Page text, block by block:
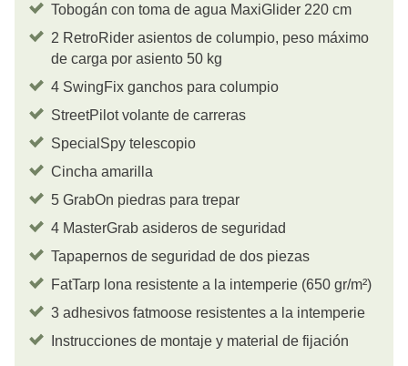
Tobogán con toma de agua MaxiGlider 220 cm
2 RetroRider asientos de columpio, peso máximo
de carga por asiento 50 kg
4 SwingFix ganchos para columpio
StreetPilot volante de carreras
SpecialSpy telescopio
Cincha amarilla
5 GrabOn piedras para trepar
4 MasterGrab asideros de seguridad
Tapapernos de seguridad de dos piezas
FatTarp lona resistente a la intemperie (650 gr/m²)
3 adhesivos fatmoose resistentes a la intemperie
Instrucciones de montaje y material de fijación